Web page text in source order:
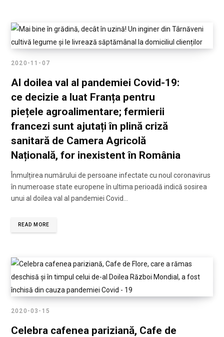
2020-11-07
Al doilea val al pandemiei Covid-19:
ce decizie a luat Franța pentru
piețele agroalimentare; fermierii
francezi sunt ajutați în plină criză
sanitară de Camera Agricolă
Națională, for inexistent în România
Înmulțirea numărului de persoane infectate cu noul coronavirus
în numeroase state europene în ultima perioadă indică sosirea
unui al doilea val al pandemiei Covid…
READ MORE
2020-03-15
Celebra cafenea pariziană, Cafe de